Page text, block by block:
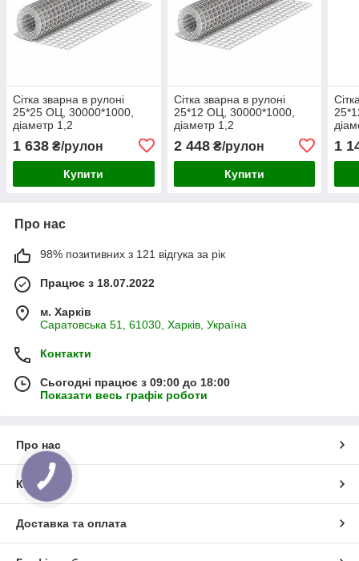
Сітка зварна в рулоні
25*25 ОЦ, 30000*1000,
діаметр 1,2
1 638 ₴/рулон
Купити
Сітка зварна в рулоні
25*12 ОЦ, 30000*1000,
діаметр 1,2
2 448₴/рулон
Купити
1
Про нас
98% позитивних з 121 відгука за рік
Працює з 18.07.2022
м. Харків
Саратовська 51, 61030, Харків, Україна
Контакти
Сьогодні працює з 09:00 до 18:00
Показати весь графік роботи
Про нас
Контакти
Доставка та оплата
КНОПКА
ЗВ'ЯЗКУ